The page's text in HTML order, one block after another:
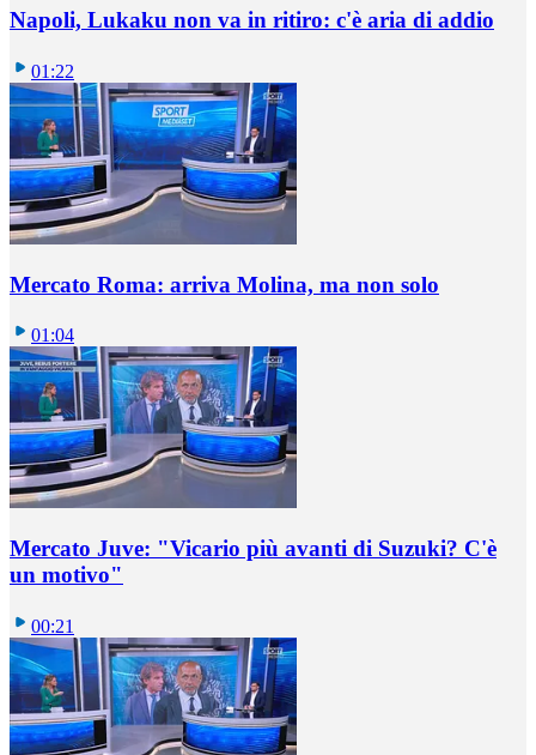
Napoli, Lukaku non va in ritiro: c'è aria di addio
01:22
Mercato Roma: arriva Molina, ma non solo
01:04
Mercato Juve: "Vicario più avanti di Suzuki? C'è
un motivo"
00:21